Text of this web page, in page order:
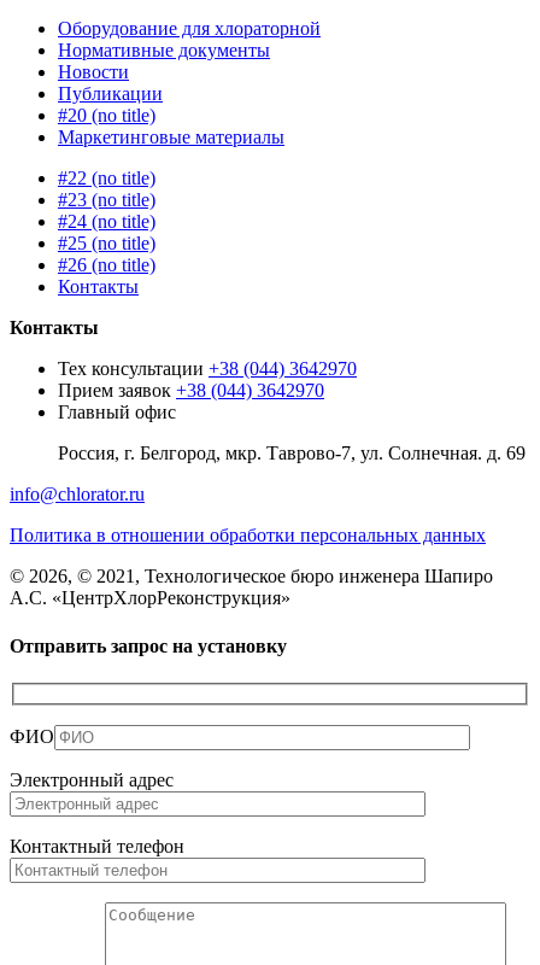
Оборудование для хлораторной
Нормативные документы
Новости
Публикации
#20 (no title)
Маркетинговые материалы
#22 (no title)
#23 (no title)
#24 (no title)
#25 (no title)
#26 (no title)
Контакты
Контакты
Тех консультации +38 (044) 3642970
Прием заявок +38 (044) 3642970
Главный офис
Россия, г. Белгород, мкр. Таврово-7, ул. Солнечная. д. 69
info@chlorator.ru
Политика в отношении обработки персональных данных
© 2026, © 2021, Технологическое бюро инженера Шапиро
А.С. «ЦентрХлорРеконструкция»
Отправить запрос на установку
ФИО
Электронный адрес
Контактный телефон